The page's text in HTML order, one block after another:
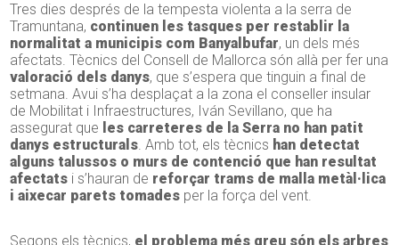
Tres dies després de la tempesta violenta a la serra de
Tramuntana, continuen les tasques per restablir la
normalitat a municipis com Banyalbufar, un dels més
afectats. Tècnics del Consell de Mallorca són allà per fer una
valoració dels danys, que s’espera que tinguin a final de
setmana. Avui s’ha desplaçat a la zona el conseller insular
de Mobilitat i Infraestructures, Iván Sevillano, que ha
assegurat que les carreteres de la Serra no han patit
danys estructurals. Amb tot, els tècnics han detectat
alguns talussos o murs de contenció que han resultat
afectats i s’hauran de reforçar trams de malla metàl·lica
i aixecar parets tomades per la força del vent.
Segons els tècnics, el problema més greu són els arbres